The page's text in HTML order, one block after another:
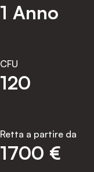
1 Anno
120
CFU
1700 €
Retta a partire da